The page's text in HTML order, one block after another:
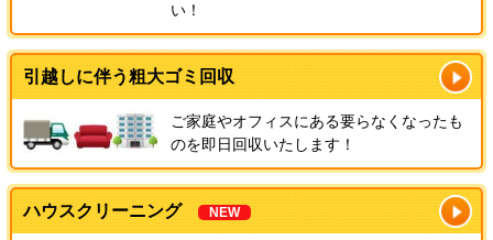
い！
引越しに伴う粗大ゴミ回収
ご家庭やオフィスにある要らなくなったも
のを即日回収いたします！
ハウスクリーニング NEW